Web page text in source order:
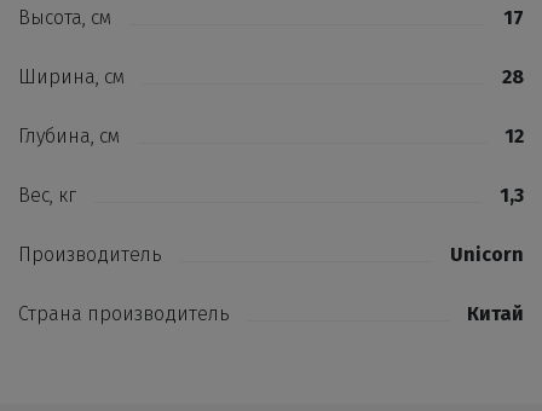
Высота, см 17
Ширина, см 28
Глубина, см 12
Вес, кг 1,3
Производитель Unicorn
Страна производитель Китай